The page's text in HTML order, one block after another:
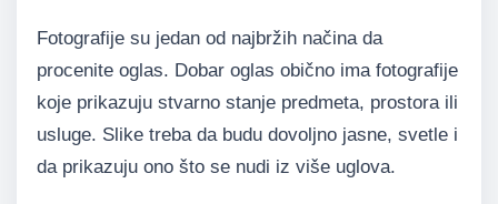
Fotografije su jedan od najbržih načina da
procenite oglas. Dobar oglas obično ima fotografije
koje prikazuju stvarno stanje predmeta, prostora ili
usluge. Slike treba da budu dovoljno jasne, svetle i
da prikazuju ono što se nudi iz više uglova.